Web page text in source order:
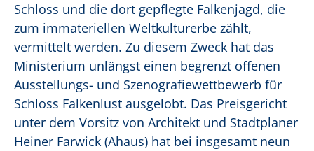
Schloss und die dort gepflegte Falkenjagd, die
zum immateriellen Weltkulturerbe zählt,
vermittelt werden. Zu diesem Zweck hat das
Ministerium unlängst einen begrenzt offenen
Ausstellungs- und Szenografiewettbewerb für
Schloss Falkenlust ausgelobt. Das Preisgericht
unter dem Vorsitz von Architekt und Stadtplaner
Heiner Farwick (Ahaus) hat bei insgesamt neun